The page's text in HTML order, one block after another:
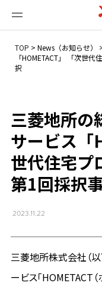
TOP > News（お知らせ）
「HOMETACT」 「次世
択
三菱地所の
サービス「
世代住宅プ
第1回採択
2023.11.22
三菱地所株式会社（
ービス「HOMETACT